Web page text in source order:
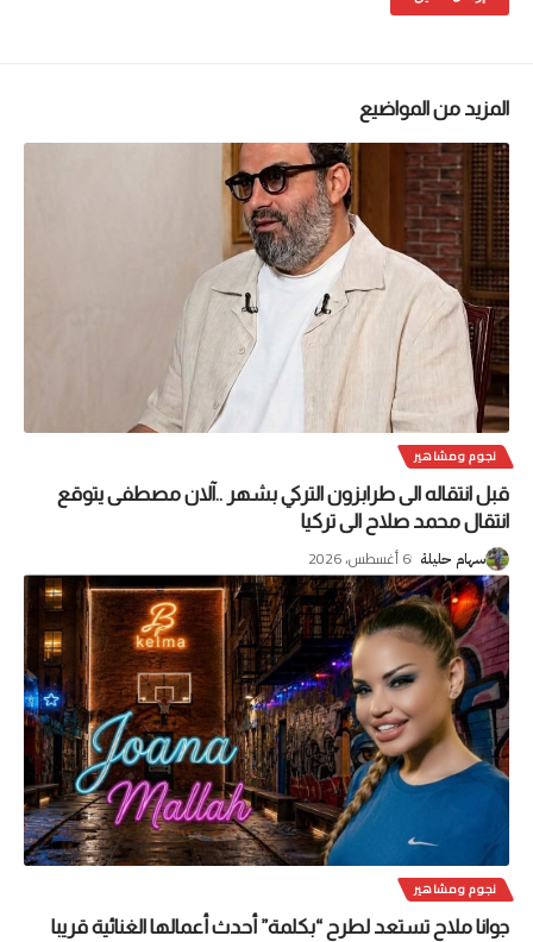
المزيد من المواضيع
نجوم ومشاهير
قبل انتقاله الى طرابزون التركي بشهر ..آلان مصطفى يتوقع
انتقال محمد صلاح الى تركيا
سهام حليلة 6 أغسطس، 2026
نجوم ومشاهير
جوانا ملاح تستعد لطرح “بكلمة” أحدث أعمالها الغنائية قريبا